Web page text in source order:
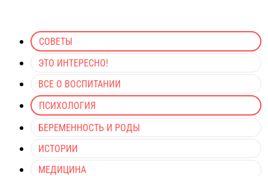
СОВЕТЫ
ЭТО ИНТЕРЕСНО!
ВСЕ О ВОСПИТАНИИ
ПСИХОЛОГИЯ
БЕРЕМЕННОСТЬ И РОДЫ
ИСТОРИИ
МЕДИЦИНА